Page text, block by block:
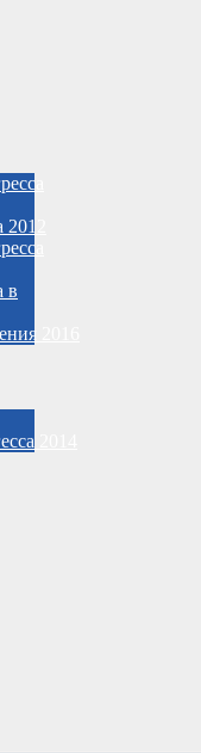
в
2016
2014